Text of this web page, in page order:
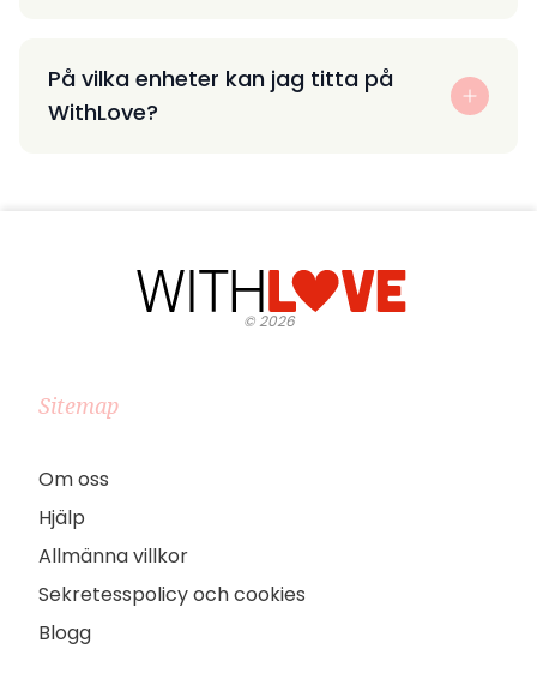
På vilka enheter kan jag titta på
WithLove?
©2026
Sitemap
Om oss
Hjälp
Allmänna villkor
Sekretesspolicy och cookies
Blogg